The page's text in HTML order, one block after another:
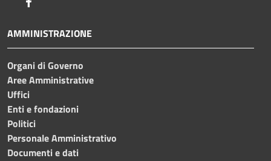
AMMINISTRAZIONE
Organi di Governo
Aree Amministrative
Uffici
Enti e fondazioni
Politici
Personale Amministrativo
Documenti e dati